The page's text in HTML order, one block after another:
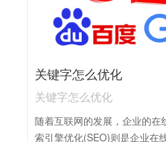
注重提升用户体验，使网站内
用户满意度。
关键字怎么优化
关键字怎么优化
随着互联网的发展，企业的在
索引擎优化(SEO)则是企业在